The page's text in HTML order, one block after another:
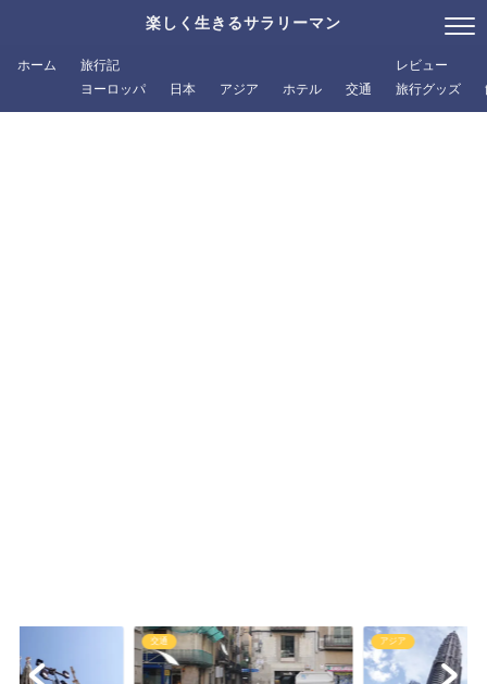
楽しく生きるサラリーマン
ホーム
旅行記
ヨーロッパ
日本 アジア ホテル 交通
レビュー
旅行グッズ
交通 アジア